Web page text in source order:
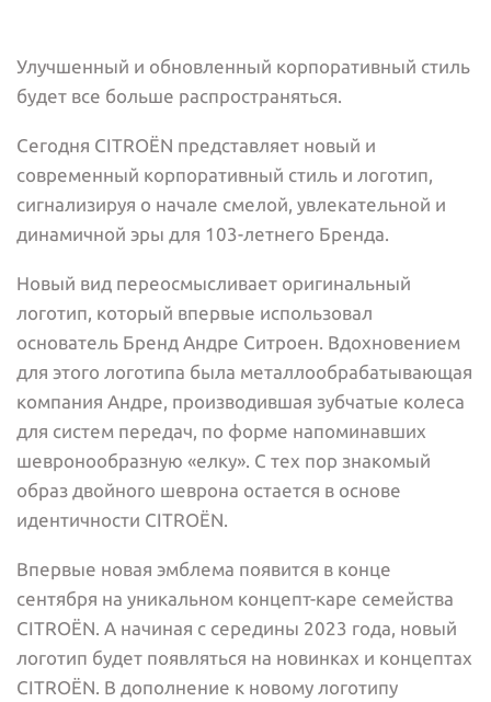
Улучшенный и обновленный корпоративный стиль
будет все больше распространяться.
Сегодня CITROËN представляет новый и
современный корпоративный стиль и логотип,
сигнализируя о начале смелой, увлекательной и
динамичной эры для 103-летнего Бренда.
Новый вид переосмысливает оригинальный
логотип, который впервые использовал
основатель Бренд Андре Ситроен. Вдохновением
для этого логотипа была металлообрабатывающая
компания Андре, производившая зубчатые колеса
для систем передач, по форме напоминавших
шевронообразную «елку». С тех пор знакомый
образ двойного шеврона остается в основе
идентичности CITROËN.
Впервые новая эмблема появится в конце
сентября на уникальном концепт-каре семейства
CITROËN. А начиная с середины 2023 года, новый
логотип будет появляться на новинках и концептах
CITROËN. В дополнение к новому логотипу